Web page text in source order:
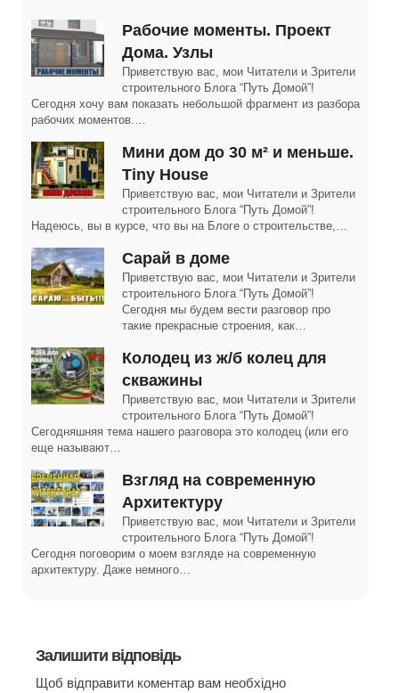
Рабочие моменты. Проект
Дома. Узлы
Приветствую вас, мои Читатели и Зрители
строительного Блога “Путь Домой”!
Сегодня хочу вам показать небольшой фрагмент из разбора
рабочих моментов.…
Мини дом до 30 м² и меньше.
Tiny House
Приветствую вас, мои Читатели и Зрители
строительного Блога “Путь Домой”!
Надеюсь, вы в курсе, что вы на Блоге о строительстве,…
Сарай в доме
Приветствую вас, мои Читатели и Зрители
строительного Блога “Путь Домой”!
Сегодня мы будем вести разговор про
такие прекрасные строения, как…
Колодец из ж/б колец для
скважины
Приветствую вас, мои Читатели и Зрители
строительного Блога “Путь Домой”!
Сегодняшняя тема нашего разговора это колодец (или его
еще называют…
Взгляд на современную
Архитектуру
Приветствую вас, мои Читатели и Зрители
строительного Блога “Путь Домой”!
Сегодня поговорим о моем взгляде на современную
архитектуру. Даже немного…
Залишити відповідь
Щоб відправити коментар вам необхідно